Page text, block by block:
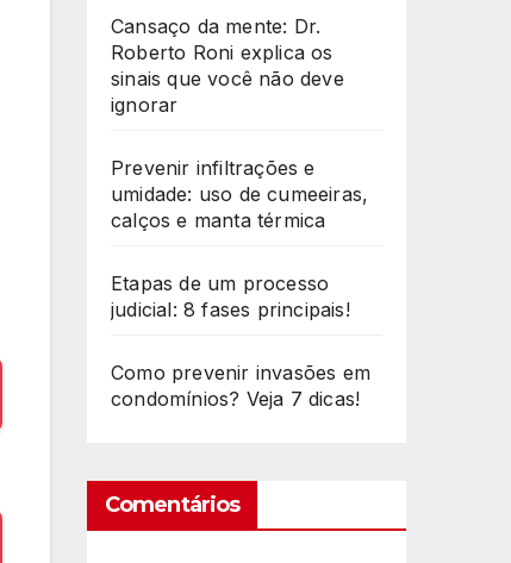
Cansaço da mente: Dr.
Roberto Roni explica os
sinais que você não deve
ignorar
Prevenir infiltrações e
umidade: uso de cumeeiras,
calços e manta térmica
Etapas de um processo
judicial: 8 fases principais!
Como prevenir invasões em
condomínios? Veja 7 dicas!
Comentários